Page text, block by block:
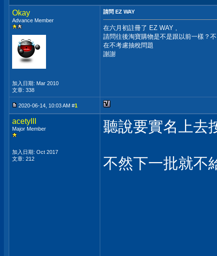
Okay
Advance Member
加入日期: Mar 2010
文章: 338
請問 EZ WAY
在六月初註冊了 EZ WAY ,
請問往後淘寶購物是不是跟以前一樣？
在不考慮抽稅問題
謝謝
2020-06-14, 10:03 AM #1
acetyIII
Major Member
加入日期: Oct 2017
文章: 212
聽說要實名上去
不然下一批就不